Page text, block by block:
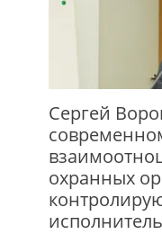
Сергей
охранных